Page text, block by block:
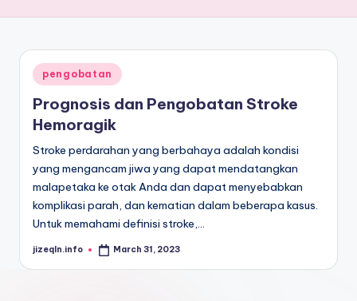
Posted
in
pengobatan
Prognosis dan Pengobatan Stroke
Hemoragik
Stroke perdarahan yang berbahaya adalah kondisi
yang mengancam jiwa yang dapat mendatangkan
malapetaka ke otak Anda dan dapat menyebabkan
komplikasi parah, dan kematian dalam beberapa kasus.
Untuk memahami definisi stroke,…
Posted
jizeqln.info March 31, 2023